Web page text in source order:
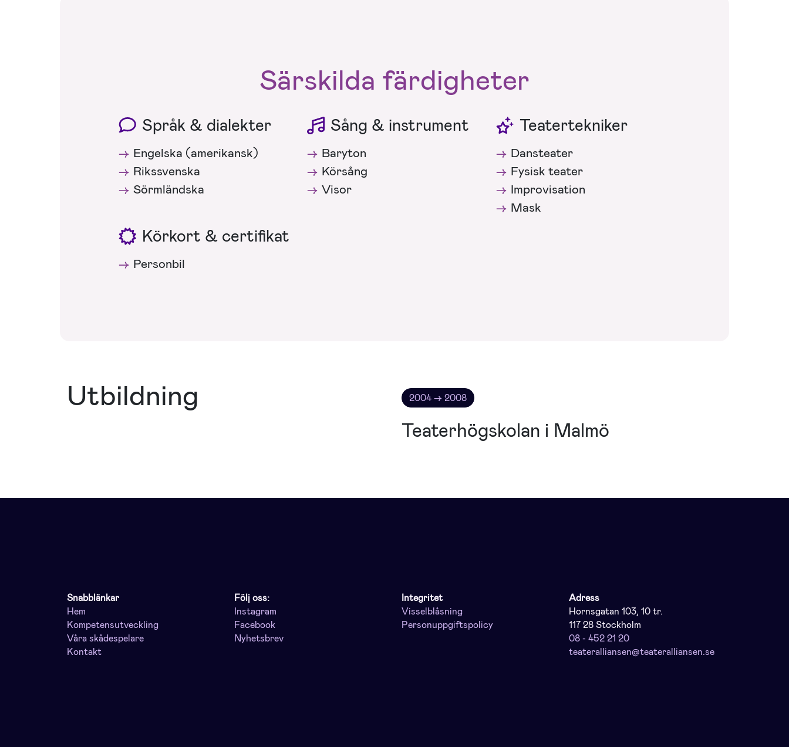
Särskilda färdigheter
Språk & dialekter
Engelska (amerikansk)
Rikssvenska
Sörmländska
Sång & instrument
Baryton
Körsång
Visor
Teatertekniker
Dansteater
Fysisk teater
Improvisation
Mask
Körkort & certifikat
Personbil
Utbildning 2004 → 2008
Teaterhögskolan i Malmö
Snabblänkar
Hem
Kompetensutveckling
Våra skådespelare
Kontakt
Följ oss:
Instagram
Facebook
Nyhetsbrev
Integritet
Visselblåsning
Personuppgiftspolicy
Adress
Hornsgatan 103, 10 tr.
117 28 Stockholm
08 - 452 21 20
teateralliansen@teateralliansen.se